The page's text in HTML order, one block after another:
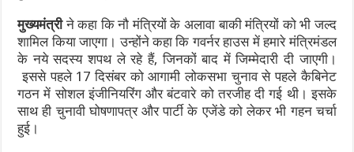
मुख्यमंत्रीने कहा कि नौ मंत्रियों के अलावा बाकी मंत्रियों को भी जल्द
शामिल किया जाएगा। उन्होंने कहा कि गवर्नर हाउस में हमारे मंत्रिमंडल
के नये सदस्य शपथ ले रहे हैं, जिनकों बाद में जिम्मेदारी दी जाएगी।
इससे पहले 17 दिसंबर को आगामी लोकसभा चुनाव से पहले कैबिनेट
गठन में सोशल इंजीनियरिंग और बंटवारे को तरजीह दी गई थी। इसके
साथ ही चुनावी घोषणापत्र और पार्टी के एजेंडे को लेकर भी गहन चर्चा
हुई।